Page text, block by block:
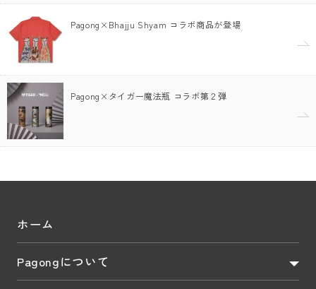
Pagong×Bhajju Shyam コラボ商品が登場
Pagong×タイガー魔法瓶 コラボ第２弾
ホーム
Pagongについて